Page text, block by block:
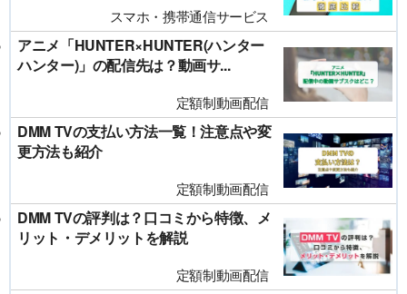
スマホ・携帯通信サービス
アニメ「HUNTER×HUNTER(ハンター
ハンター)」の配信先は？動画サ...
定額制動画配信
DMM TVの支払い方法一覧！注意点や変
更方法も紹介
定額制動画配信
DMM TVの評判は？口コミから特徴、メ
リット・デメリットを解説
定額制動画配信